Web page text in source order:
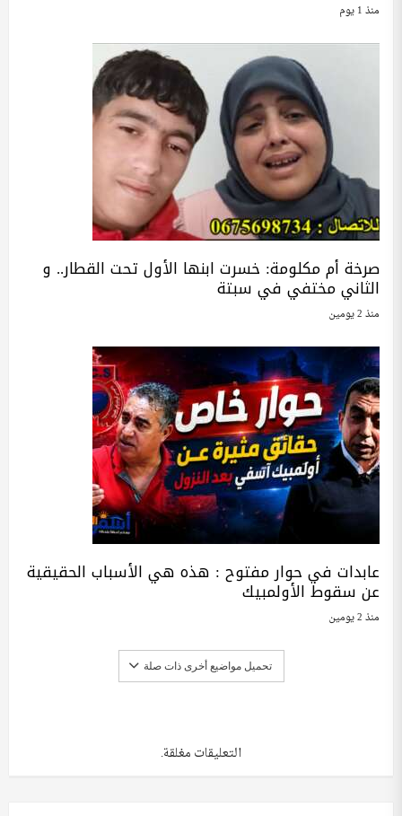
منذ 1 يوم
صرخة أم مكلومة: خسرت ابنها الأول تحت القطار.. و
الثاني مختفي في سبتة
منذ 2 يومين
عابدات في حوار مفتوح : هذه هي الأسباب الحقيقية
عن سقوط الأولمبيك
منذ 2 يومين
تحميل مواضيع أخرى ذات صلة
التعليقات مغلقة.